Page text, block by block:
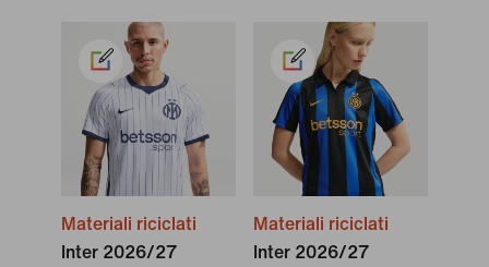
Materiali riciclati
Inter 2026/27
Materiali riciclati
Inter 2026/27